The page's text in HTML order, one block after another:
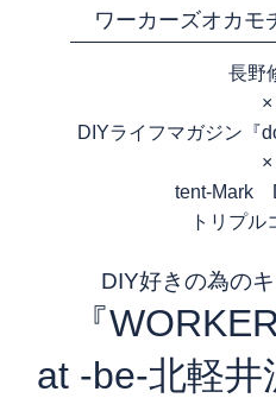
ワーカーズオカモ
長野
×
DIYライフマガジン『
×
tent-Mark
トリプル
DIY好きの為の
『
at -be-北軽井